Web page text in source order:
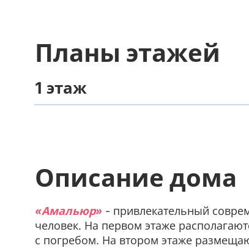
Планы этажей
1 этаж
Описание дома
«Амальюр» - привлекательный
человек. На первом этаже
с погребом. На втором этаже